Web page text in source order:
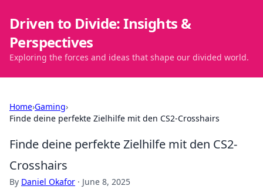
Driven to Divide: Insights &
Perspectives
Exploring the forces and ideas that shape our divided world.
Home›Gaming›
Finde deine perfekte Zielhilfe mit den CS2-Crosshairs
Finde deine perfekte Zielhilfe mit den CS2-
Crosshairs
By Daniel Okafor · June 8, 2025